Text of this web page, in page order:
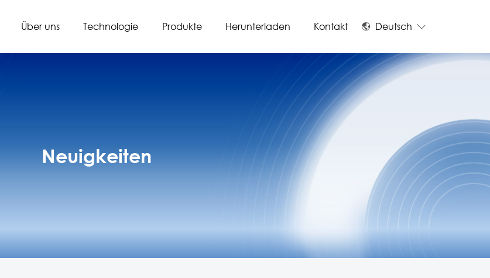
Über uns Technologie Produkte Herunterladen Kontakt Deutsch
Neuigkeiten